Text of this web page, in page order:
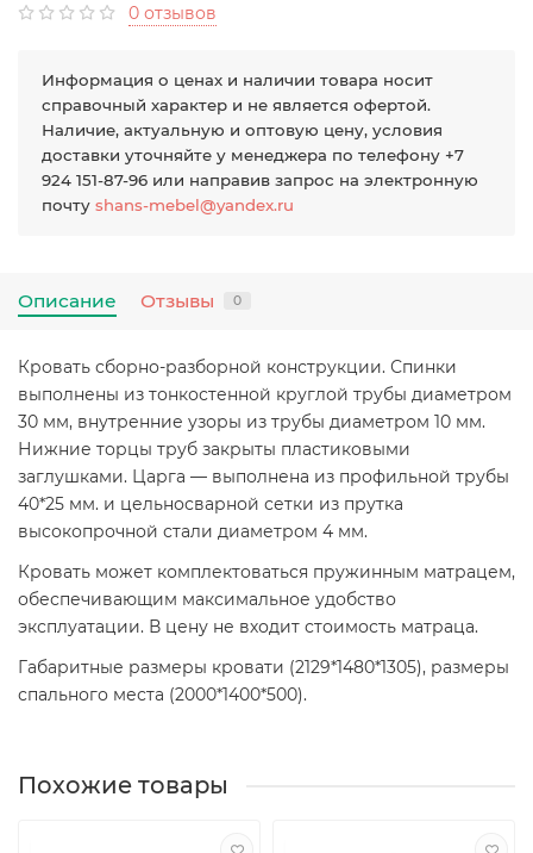
0 отзывов
Информация о ценах и наличии товара носит
справочный характер и не является офертой.
Наличие, актуальную и оптовую цену, условия
доставки уточняйте у менеджера по телефону +7
924 151-87-96 или направив запрос на электронную
почту shans-mebel@yandex.ru
Описание Отзывы 0
Кровать сборно-разборной конструкции. Спинки
выполнены из тонкостенной круглой трубы диаметром
30 мм, внутренние узоры из трубы диаметром 10 мм.
Нижние торцы труб закрыты пластиковыми
заглушками. Царга — выполнена из профильной трубы
40*25 мм. и цельносварной сетки из прутка
высокопрочной стали диаметром 4 мм.
Кровать может комплектоваться пружинным матрацем,
обеспечивающим максимальное удобство
эксплуатации. В цену не входит стоимость матраца.
Габаритные размеры кровати (2129*1480*1305), размеры
спального места (2000*1400*500).
Похожие товары